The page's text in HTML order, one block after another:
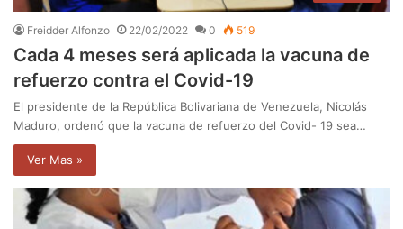
Freidder Alfonzo 22/02/2022 0 519
Cada 4 meses será aplicada la vacuna de
refuerzo contra el Covid-19
El presidente de la República Bolivariana de Venezuela, Nicolás
Maduro, ordenó que la vacuna de refuerzo del Covid- 19 sea…
Ver Mas »